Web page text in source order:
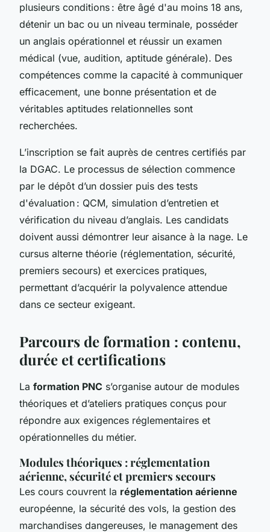
plusieurs conditions : être âgé d'au moins 18 ans,
détenir un bac ou un niveau terminale, posséder
un anglais opérationnel et réussir un examen
médical (vue, audition, aptitude générale). Des
compétences comme la capacité à communiquer
efficacement, une bonne présentation et de
véritables aptitudes relationnelles sont
recherchées.
L’inscription se fait auprès de centres certifiés par
la DGAC. Le processus de sélection commence
par le dépôt d’un dossier puis des tests
d'évaluation : QCM, simulation d’entretien et
vérification du niveau d’anglais. Les candidats
doivent aussi démontrer leur aisance à la nage. Le
cursus alterne théorie (réglementation, sécurité,
premiers secours) et exercices pratiques,
permettant d’acquérir la polyvalence attendue
dans ce secteur exigeant.
Parcours de formation : contenu,
durée et certifications
La formation PNC s’organise autour de modules
théoriques et d’ateliers pratiques conçus pour
répondre aux exigences réglementaires et
opérationnelles du métier.
Modules théoriques : réglementation
aérienne, sécurité et premiers secours
Les cours couvrent la réglementation aérienne
européenne, la sécurité des vols, la gestion des
marchandises dangereuses, le management des